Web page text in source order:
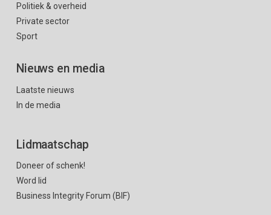
Politiek & overheid
Private sector
Sport
Nieuws en media
Laatste nieuws
In de media
Lidmaatschap
Doneer of schenk!
Word lid
Business Integrity Forum (BIF)